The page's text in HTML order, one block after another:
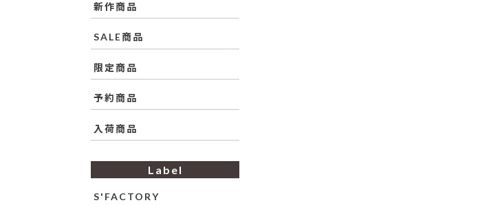
新作商品
SALE商品
限定商品
予約商品
入荷商品
Label
S'FACTORY